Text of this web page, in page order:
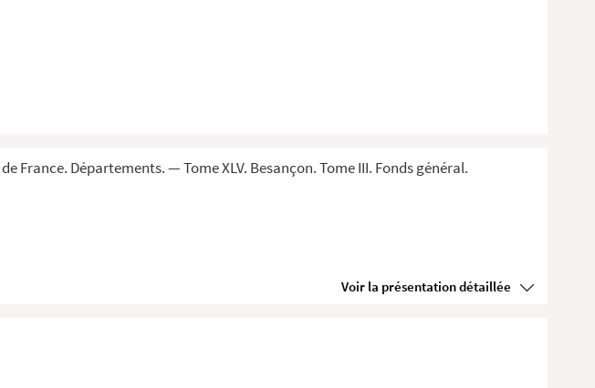
France. Départements. — Tome XLV. Besançon. Tome III. Fonds général.
Voir la présentation détaillée